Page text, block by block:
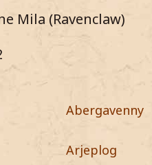
Mila (Ravenclaw)
Abergavenny
Arjeplog